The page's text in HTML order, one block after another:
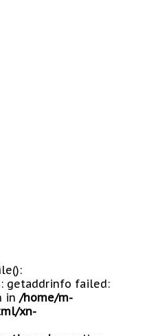
getaddrinfo failed:
in /home/m-
xn-